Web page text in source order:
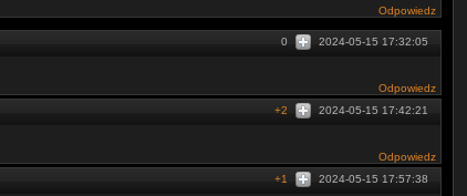
Odpowiedz
2024-05-15 17:32:05
0
Odpowiedz
2024-05-15 17:42:21
+2
Odpowiedz
2024-05-15 17:57:38
+1